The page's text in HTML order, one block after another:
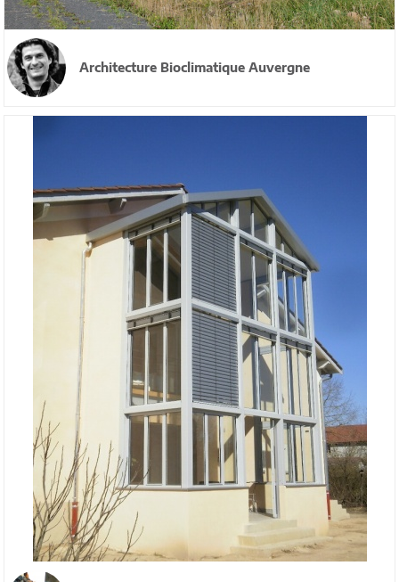
Architecture Bioclimatique Auvergne